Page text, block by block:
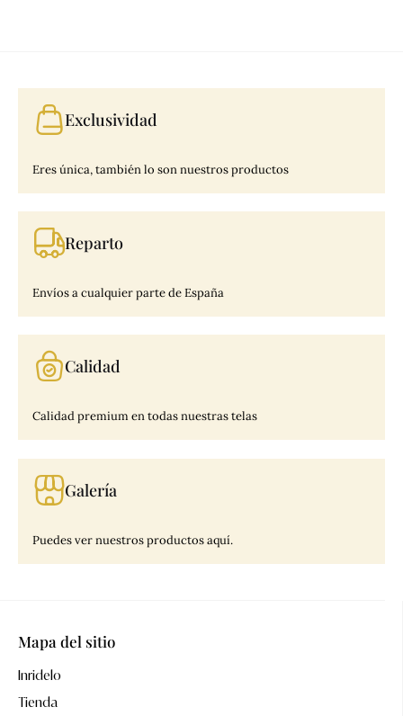
Exclusividad
Eres única, también lo son nuestros productos
Reparto
Envíos a cualquier parte de España
Calidad
Calidad premium en todas nuestras telas
Galería
Puedes ver nuestros productos aquí.
Mapa del sitio
Inridelo
Tienda